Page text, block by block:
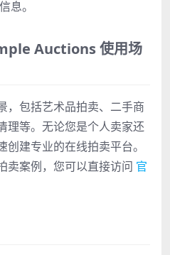
息。
Auctions 使用场
，包括艺术品拍卖、二手商
理等。无论您是个人卖家还
建专业的在线拍卖平台。
卖案例，您可以直接访问 官